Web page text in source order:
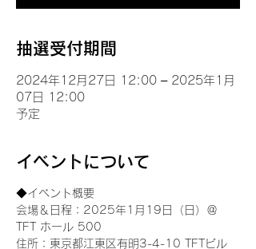
抽選受付期間
2024年12月27日 12:00 – 2025年1月
07日 12:00
予定
イベントについて
◆イベント概要
会場＆日程：2025年1月19日（日）＠
TFT ホール 500
住所：東京都江東区有明3-4-10 TFTビル